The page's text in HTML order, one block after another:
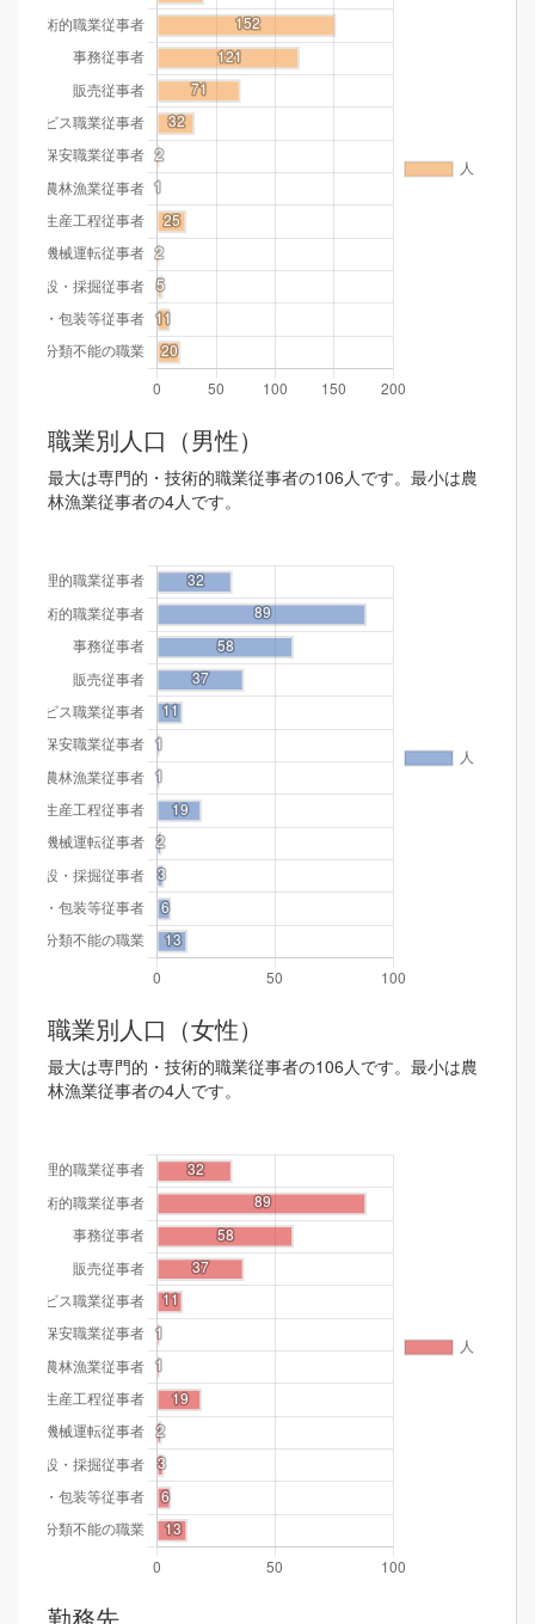
職業別人口（男性）
最大は専門的・技術的職業従事者の106人です。最小は農
林漁業従事者の4人です。
職業別人口（女性）
最大は専門的・技術的職業従事者の106人です。最小は農
林漁業従事者の4人です。